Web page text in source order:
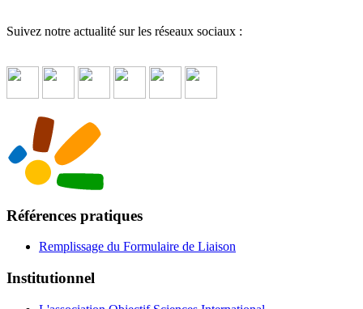
Suivez notre actualité sur les réseaux sociaux :
Références pratiques
Remplissage du Formulaire de Liaison
Institutionnel